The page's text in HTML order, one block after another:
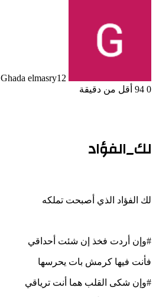
Ghada elmasry12 يناير، 2024
0
أقل من دقيقة
لك_الفؤاد
لك الفؤاد الذي أصبحت تملكه
#وإن أردت فخذ إن شئت أحداقي
فأنت فيها كرمش بات يحرسها
#وإن شكى القلب هما أنت ترياقي